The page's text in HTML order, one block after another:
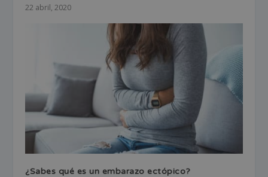
22 abril, 2020
¿Sabes qué es un embarazo ectópico?